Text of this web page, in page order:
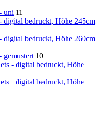
uni 11
digital bedruckt, Höhe 245cm
digital bedruckt, Höhe 260cm
gemustert 10
- digital bedruckt, Höhe
- digital bedruckt, Höhe